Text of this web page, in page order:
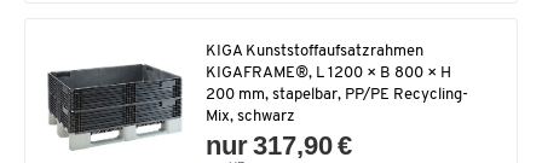
KIGA Kunststoffaufsatzrahmen
KIGAFRAME®, L 1200 × B 800 × H
200 mm, stapelbar, PP/PE Recycling-
Mix, schwarz
nur 317,90 €